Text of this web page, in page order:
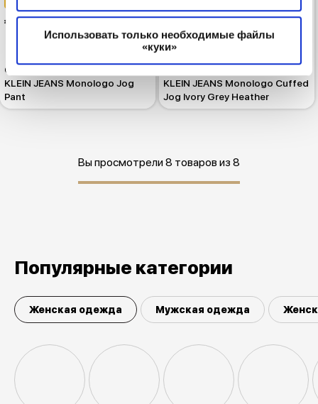
Использовать только необходимые файлы
«куки»
45.00
Спортивные брюки CALVIN
KLEIN JEANS Monologo Jog
Pant
49.99
KLEIN JEANS Monologo Cuffed
Jog Ivory Grey Heather
Вы просмотрели 8 товаров из 8
Популярные категории
Женская одежда Мужская одежда